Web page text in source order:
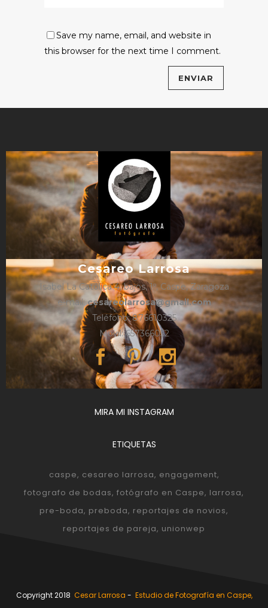
Save my name, email, and website in
this browser for the next time I comment.
Cesareo Larrosa
Isabel La Católica 4, bajos, 1º, Caspe, Zaragoza
e-mail:cesareolarrosa@gmail.com
Teléfono: 876610325
Móvil: 657366052
MIRA MI INSTAGRAM
ETIQUETAS
caspe cesareo larrosa engagement
fotografo de bodas fotógrafo en Caspe larrosa
pre-boda preboda reportajes de novios
reportajes de pareja unionwep
Copyright 2018 Cesar Larrosa - Estudio de Fotografía en Caspe,